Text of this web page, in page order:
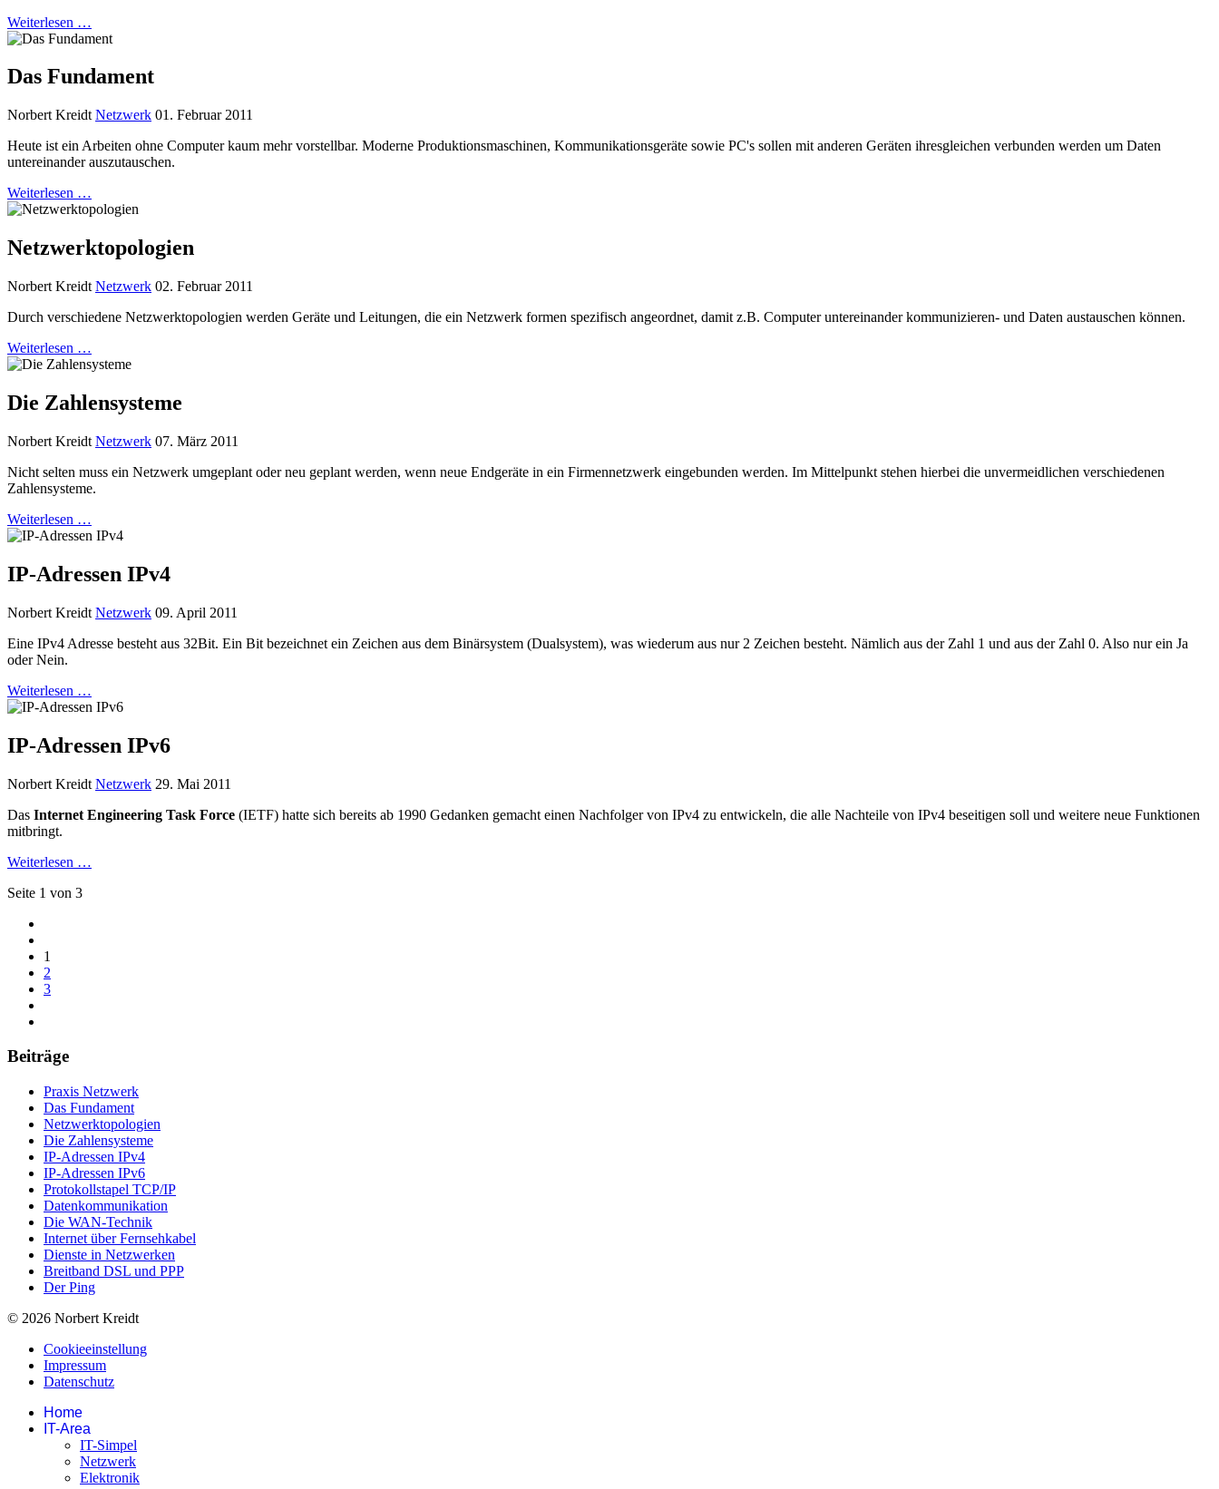
Weiterlesen …
Das Fundament
Norbert Kreidt Netzwerk 01. Februar 2011
Heute ist ein Arbeiten ohne Computer kaum mehr vorstellbar. Moderne Produktionsmaschinen, Kommunikationsgeräte sowie PC's sollen mit anderen Geräten ihresgleichen verbunden werden um Daten
untereinander auszutauschen.
Weiterlesen …
Netzwerktopologien
Norbert Kreidt Netzwerk 02. Februar 2011
Durch verschiedene Netzwerktopologien werden Geräte und Leitungen, die ein Netzwerk formen spezifisch angeordnet, damit z.B. Computer untereinander kommunizieren- und Daten austauschen können.
Weiterlesen …
Die Zahlensysteme
Norbert Kreidt Netzwerk 07. März 2011
Nicht selten muss ein Netzwerk umgeplant oder neu geplant werden, wenn neue Endgeräte in ein Firmennetzwerk eingebunden werden. Im Mittelpunkt stehen hierbei die unvermeidlichen verschiedenen
Zahlensysteme.
Weiterlesen …
IP-Adressen IPv4
Norbert Kreidt Netzwerk 09. April 2011
Eine IPv4 Adresse besteht aus 32Bit. Ein Bit bezeichnet ein Zeichen aus dem Binärsystem (Dualsystem), was wiederum aus nur 2 Zeichen besteht. Nämlich aus der Zahl 1 und aus der Zahl 0. Also nur ein Ja
oder Nein.
Weiterlesen …
IP-Adressen IPv6
Norbert Kreidt Netzwerk 29. Mai 2011
Das Internet Engineering Task Force (IETF) hatte sich bereits ab 1990 Gedanken gemacht einen Nachfolger von IPv4 zu entwickeln, die alle Nachteile von IPv4 beseitigen soll und weitere neue Funktionen
mitbringt.
Weiterlesen …
Seite 1 von 3
1
2
3
Beiträge
Praxis Netzwerk
Das Fundament
Netzwerktopologien
Die Zahlensysteme
IP-Adressen IPv4
IP-Adressen IPv6
Protokollstapel TCP/IP
Datenkommunikation
Die WAN-Technik
Internet über Fernsehkabel
Dienste in Netzwerken
Breitband DSL und PPP
Der Ping
© 2026 Norbert Kreidt
Cookieeinstellung
Impressum
Datenschutz
Home
IT-Area
IT-Simpel
Netzwerk
Elektronik